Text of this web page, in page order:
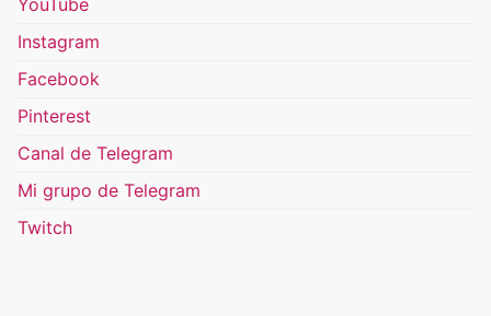
YouTube
Instagram
Facebook
Pinterest
Canal de Telegram
Mi grupo de Telegram
Twitch